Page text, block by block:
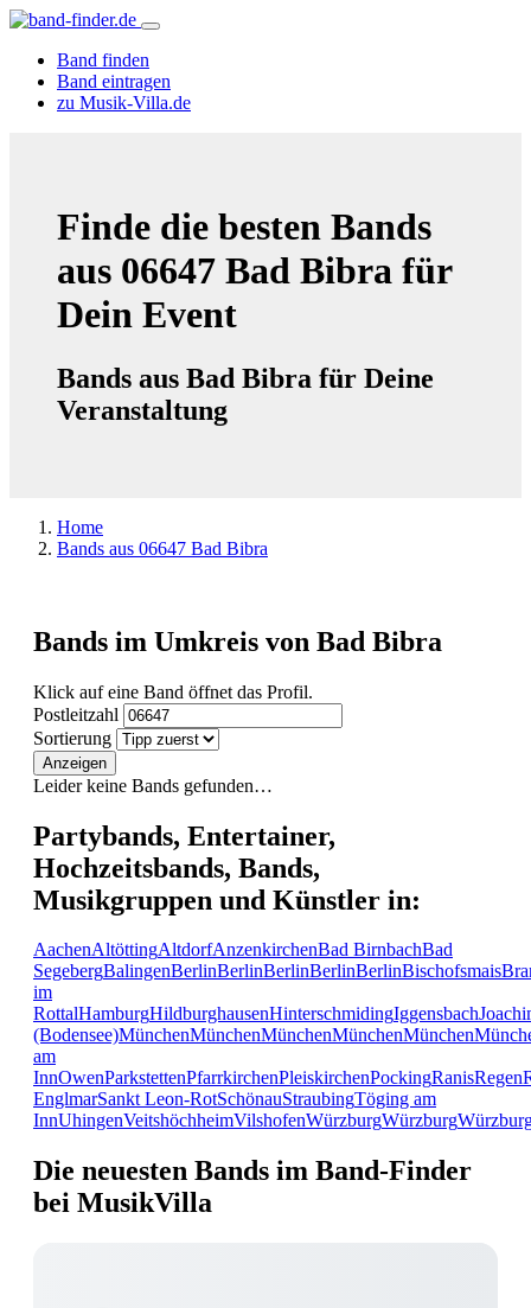
Band finden
Band eintragen
zu Musik-Villa.de
Finde die besten Bands
aus 06647 Bad Bibra für
Dein Event
Bands aus Bad Bibra für Deine
Veranstaltung
Home
Bands aus 06647 Bad Bibra
Bands im Umkreis von Bad Bibra
Klick auf eine Band öffnet das Profil.
Postleitzahl
Sortierung
Anzeigen
Leider keine Bands gefunden…
Partybands, Entertainer,
Hochzeitsbands, Bands,
Musikgruppen und Künstler in:
AachenAltöttingAltdorfAnzenkirchenBad BirnbachBad
SegebergBalingenBerlinBerlinBerlinBerlinBerlinBischofsmais
im
RottalHamburgHildburghausenHinterschmidingIggensbach
(Bodensee)MünchenMünchenMünchenMünchenMünchen
am
InnOwenParkstettenPfarrkirchenPleiskirchenPockingRanisRegen
EnglmarSankt Leon-RotSchönauStraubingTöging am
InnUhingenVeitshöchheimVilshofenWürzburgWürzburg
Die neuesten Bands im Band-Finder
bei MusikVilla